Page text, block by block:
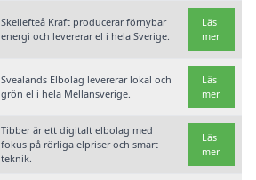
Skellefteå Kraft producerar förnybar
energi och levererar el i hela Sverige.
Läs
mer
Svealands Elbolag levererar lokal och
grön el i hela Mellansverige.
Läs
mer
Tibber är ett digitalt elbolag med
fokus på rörliga elpriser och smart
teknik.
Läs
mer